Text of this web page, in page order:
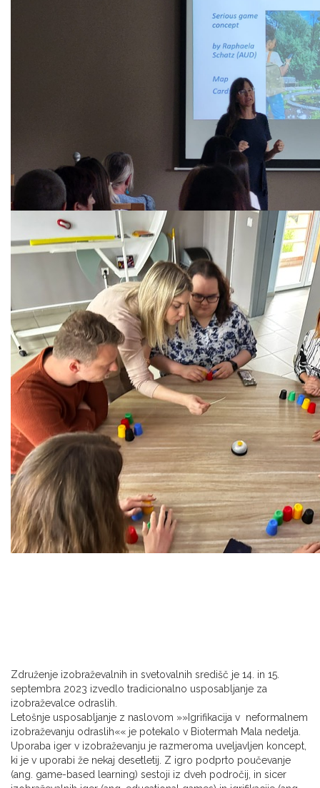
Združenje izobraževalnih in svetovalnih središč je 14. in 15.
septembra 2023 izvedlo tradicionalno usposabljanje za
izobraževalce odraslih.
Letošnje usposabljanje z naslovom »»Igrifikacija v neformalnem
izobraževanju odraslih«« je potekalo v Biotermah Mala nedelja.
Uporaba iger v izobraževanju je razmeroma uveljavljen koncept,
ki je v uporabi že nekaj desetletij. Z igro podprto poučevanje
(ang. game-based learning) sestoji iz dveh področij, in sicer